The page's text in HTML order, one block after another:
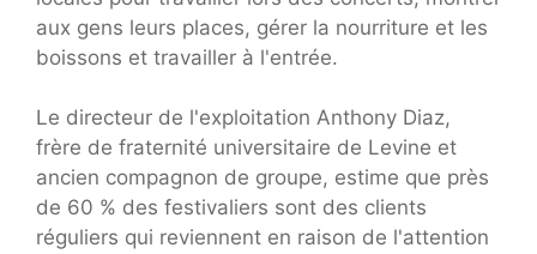
aux gens leurs places, gérer la nourriture et les
boissons et travailler à l'entrée.
Le directeur de l'exploitation Anthony Diaz,
frère de fraternité universitaire de Levine et
ancien compagnon de groupe, estime que près
de 60 % des festivaliers sont des clients
réguliers qui reviennent en raison de l'attention